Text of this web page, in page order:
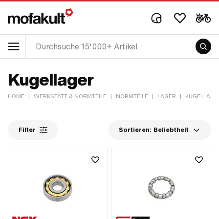
Kugellager
HOME | WERKSTATT & NORMTEILE | NORMTEILE | LAGER |
Filter Sortieren: Beliebtheit